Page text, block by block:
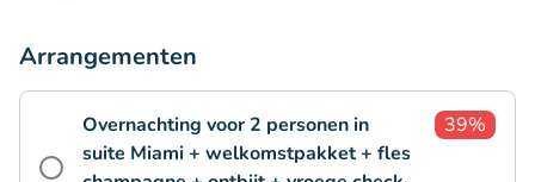
Arrangementen
Overnachting voor 2 personen in
suite Miami + welkomstpakket + fles
39%